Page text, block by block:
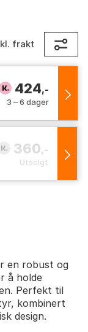
frakt
424,-
3 – 6 dager
360,-
Utsolgt
en robust og
å holde
Perfekt til
kombinert
design.